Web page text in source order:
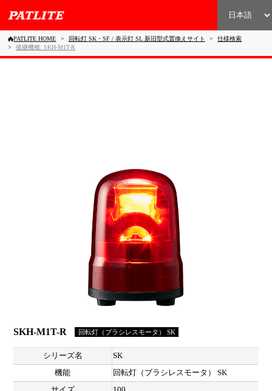
PATLITE HOME 回転灯 SK・SF / 表示灯 SL 新旧型式置換えサイト
仕様検索
後継機種: SKH-M1T-R
SKH-M1T-R 回転灯（ブラシレスモータ） SK
シリーズ名
SK
機能
回転灯（ブラシレスモータ） SK